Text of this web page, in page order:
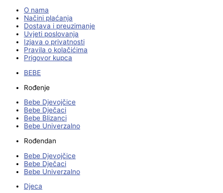
O nama
Načini plaćanja
Dostava i preuzimanje
Uvjeti poslovanja
Izjava o privatnosti
Pravila o kolačićima
Prigovor kupca
BEBE
Rođenje
Bebe Djevojčice
Bebe Dječaci
Bebe Blizanci
Bebe Univerzalno
Rođendan
Bebe Djevojčice
Bebe Dječaci
Bebe Univerzalno
Djeca